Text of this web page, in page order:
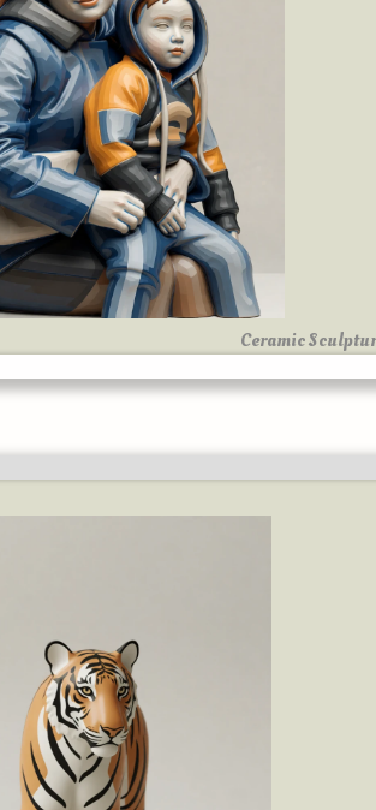
Ceramic